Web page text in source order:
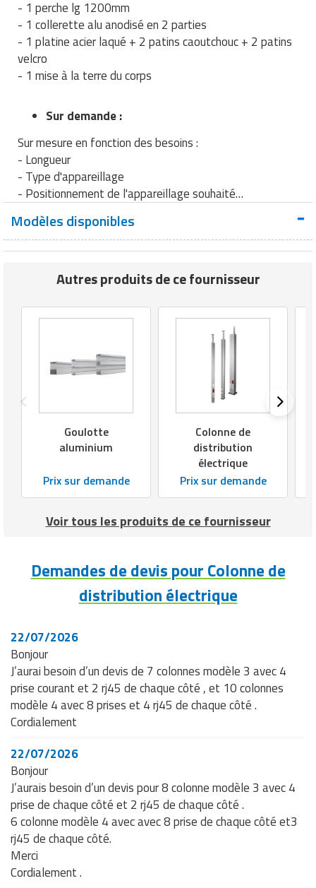
- 1 perche lg 1200mm
- 1 collerette alu anodisé en 2 parties
- 1 platine acier laqué + 2 patins caoutchouc + 2 patins
velcro
- 1 mise à la terre du corps
Sur demande :
Sur mesure en fonction des besoins :
- Longueur
- Type d'appareillage
- Positionnement de l'appareillage souhaité…
Modèles disponibles
Autres produits de ce fournisseur
Goulotte
aluminium
Prix sur demande
Colonne de
distribution
électrique
Prix sur demande
Voir tous les produits de ce fournisseur
Demandes de devis pour Colonne de
distribution électrique
22/07/2026
Bonjour
J’aurai besoin d’un devis de 7 colonnes modèle 3 avec 4
prise courant et 2 rj45 de chaque côté , et 10 colonnes
modèle 4 avec 8 prises et 4 rj45 de chaque côté .
Cordialement
22/07/2026
Bonjour
J’aurais besoin d’un devis pour 8 colonne modèle 3 avec 4
prise de chaque côté et 2 rj45 de chaque côté .
6 colonne modèle 4 avec avec 8 prise de chaque côté et3
rj45 de chaque côté.
Merci
Cordialement .